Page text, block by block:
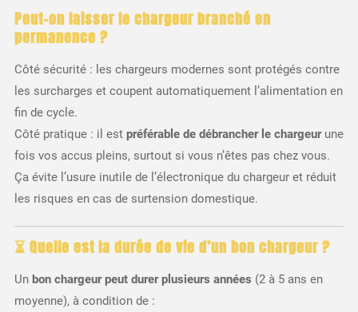
Peut-on laisser le chargeur branché en
permanence ?
Côté sécurité : les chargeurs modernes sont protégés contre
les surcharges et coupent automatiquement l’alimentation en
fin de cycle.
Côté pratique : il est préférable de débrancher le chargeurune
fois vos accus pleins, surtout si vous n’êtes pas chez vous.
Ça évite l’usure inutile de l’électronique du chargeur et réduit
les risques en cas de surtension domestique.
⏳ Quelle est la durée de vie d’un bon chargeur ?
Un bon chargeur peut durer plusieurs années (2 à 5 ans en
moyenne), à condition de :